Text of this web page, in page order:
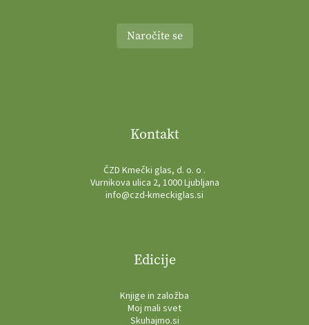
Naročite se
Kontakt
ČZD Kmečki glas, d. o. o .
Vurnikova ulica 2, 1000 Ljubljana
info@czd-kmeckiglas.si
Edicije
Knjige in založba
Moj mali svet
Skuhajmo.si